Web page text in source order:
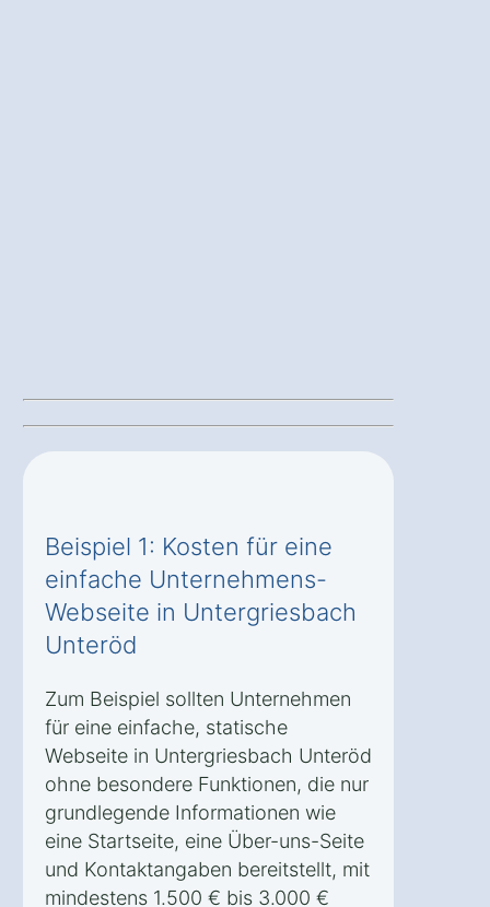
Beispiel 1: Kosten für eine
einfache Unternehmens-
Webseite in Untergriesbach
Unteröd
Zum Beispiel sollten Unternehmen
für eine einfache, statische
Webseite in Untergriesbach Unteröd
ohne besondere Funktionen, die nur
grundlegende Informationen wie
eine Startseite, eine Über-uns-Seite
und Kontaktangaben bereitstellt, mit
mindestens 1.500 € bis 3.000 €